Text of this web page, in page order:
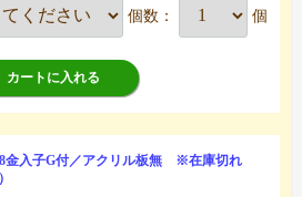
個数： 個
カートに入れる
金入子G付／アクリル板無 ※在庫切れ